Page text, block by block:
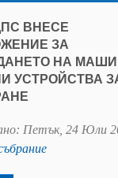
ВНЕСЕ
ЗА
НА
УСТРОЙСТВА
Петък, 24 Юли